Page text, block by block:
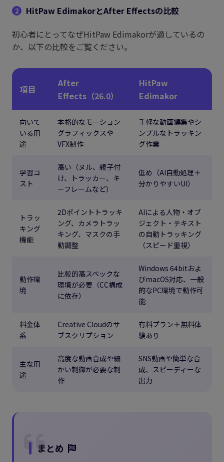
2
HitPaw EdimakorとAfter Effectsの比較
初心者にとってなぜHitPaw Edimakorが適しているの
か、以下の比較をご覧ください。
項目
After
Effects（26.0）
HitPaw
Edimakor
向いて
いる用
途
本格的なモーション
グラフィックスや
VFX制作
手軽な動画編集やシ
ンプルなトラッキン
グ作業
学習コ
スト
高い（ヌル、親子付
け、トラッカー、キ
ーフレームなど）
低め（AI自動処理＋
分かりやすいUI）
トラッ
キング
機能
2Dポイントトラッキ
ング、カメラトラッ
キング、マスクの手
動調整
AIによる人物・オブ
ジェクト・テキスト
の自動トラッキング
（スピード重視）
動作環
境
比較的高スペックな
環境が必要（CC構成
に依存）
Windows 64bitおよ
びmacOS対応、一般
的なPC環境で動作可
能
料金体
系
Creative Cloudのサ
ブスクリプション
有料プラン＋無料体
験あり
主な用
途
高度な動画合成や細
かい制御が必要な制
作
SNS動画や簡単な合
成、スピーディーな
出力
まとめ